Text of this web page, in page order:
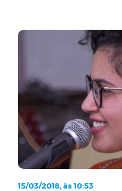
15/03/2018, às 10:53